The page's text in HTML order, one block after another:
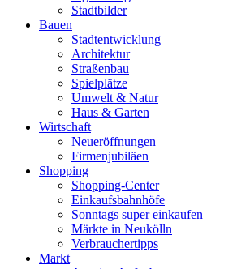
Stadtbilder
Bauen
Stadtentwicklung
Architektur
Straßenbau
Spielplätze
Umwelt & Natur
Haus & Garten
Wirtschaft
Neueröffnungen
Firmenjubiläen
Shopping
Shopping-Center
Einkaufsbahnhöfe
Sonntags super einkaufen
Märkte in Neukölln
Verbrauchertipps
Markt